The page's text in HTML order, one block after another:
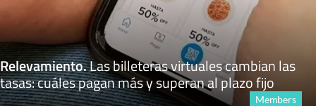
Relevamiento.Las billeteras virtuales cambian las
tasas: cuáles pagan más y superan al plazo fijo
Members